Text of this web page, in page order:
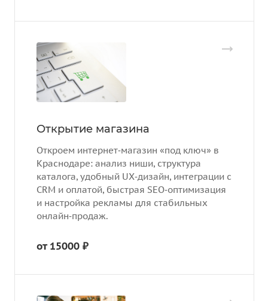
Открытие магазина
Откроем интернет‑магазин «под ключ» в
Краснодаре: анализ ниши, структура
каталога, удобный UX‑дизайн, интеграции с
CRM и оплатой, быстрая SEO‑оптимизация
и настройка рекламы для стабильных
онлайн‑продаж.
от 15000 ₽